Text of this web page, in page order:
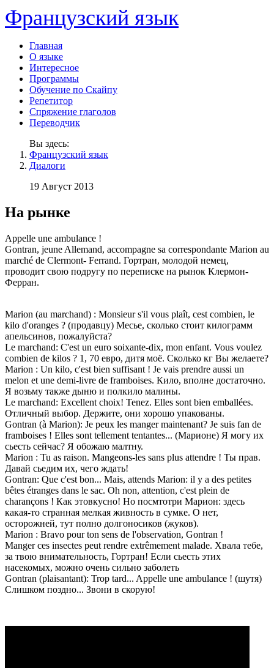
Французский язык
Главная
О языке
Интересное
Программы
Обучение по Скайпу
Репетитор
Спряжение глаголов
Переводчик
Вы здесь:
Французский язык
Диалоги
19 Август 2013
На рынке
Appelle une ambulance !
Gontran, jeune Allemand, accompagne sa correspondante Marion au
marché de Clermont- Ferrand. Гортран, молодой немец,
проводит свою подругу по переписке на рынок Клермон-
Ферран.
Marion (au marchand) : Monsieur s'il vous plaît, cest combien, le
kilo d'oranges ? (продавцу) Месье, сколько стоит килограмм
апельсинов, пожалуйста?
Le marchand: C'est un euro soixante-dix, mon enfant. Vous voulez
combien de kilos ? 1, 70 евро, дитя моё. Сколько кг Вы желаете?
Marion : Un kilo, c'est bien suffisant ! Je vais prendre aussi un
melon et une demi-livre de framboises. Кило, вполне достаточно.
Я возьму также дыню и полкило малины.
Le marchand: Excellent choix! Tenez. Elles sont bien emballées.
Отличный выбор. Держите, они хорошо упакованы.
Gontran (à Marion): Je peux les manger maintenant? Je suis fan de
framboises ! Elles sont tellement tentantes... (Марионе) Я могу их
сьесть сейчас? Я обожаю малтну.
Marion : Tu as raison. Mangeons-les sans plus attendre ! Ты прав.
Давай сьедим их, чего ждать!
Gontran: Que c'est bon... Mais, attends Marion: il y a des petites
bêtes étranges dans le sac. Oh non, attention, c'est plein de
charançons ! Как этовкусно! Но посмтотри Марион: здесь
какая-то странная мелкая живность в сумке. О нет,
осторожней, тут полно долгоносиков (жуков).
Marion : Bravo pour ton sens de l'observation, Gontran !
Manger ces insectes peut rendre extrêmement malade. Хвала тебе,
за твою внимательность, Гортран! Если сьесть этих
насекомых, можно очень сильно заболеть
Gontran (plaisantant): Trop tard... Appelle une ambulance ! (шутя)
Слишком поздно... Звони в скорую!